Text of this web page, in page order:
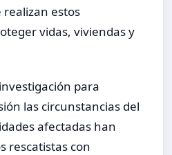
estos
vidas, viviendas y
para
las circunstancias del
afectadas han
rescatistas con